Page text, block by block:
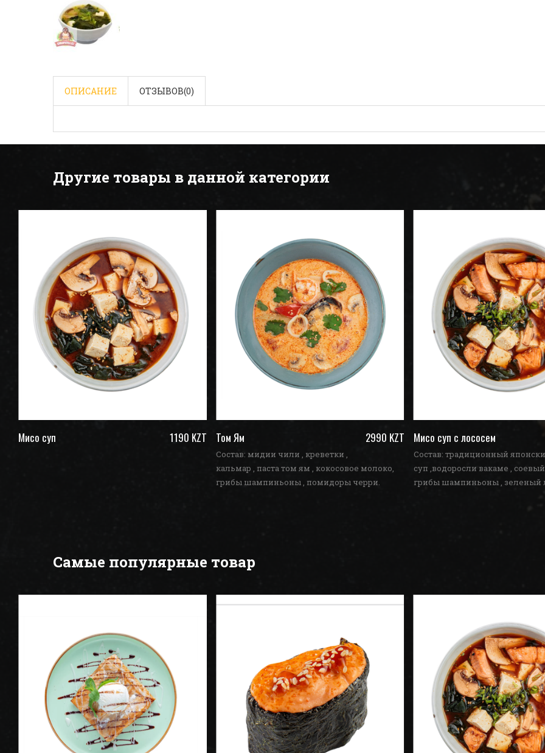
ОПИСАНИЕ ОТЗЫВОВ(0)
Другие товары в данной категории
Мисо суп 1190 KZT Том Ям 2990 KZT
Состав: мидии чили , креветки ,
кальмар , паста том ям , кокосовое молоко,
грибы шампиньоны , помидоры черри.
Мисо суп с лососем
Состав: традиционный
суп ,водоросли вакаме ,
грибы шампиньоны , зеленый
Самые популярные товар